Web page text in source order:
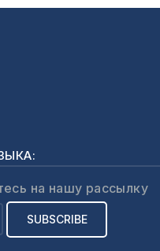
на нашу рассылку